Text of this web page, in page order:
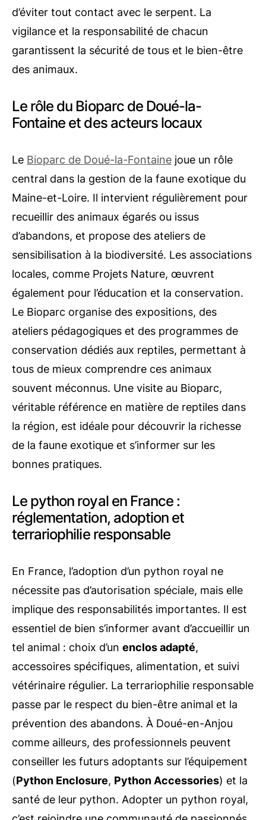
d’éviter tout contact avec le serpent. La
vigilance et la responsabilité de chacun
garantissent la sécurité de tous et le bien-être
des animaux.
Le rôle du Bioparc de Doué-la-
Fontaine et des acteurs locaux
Le Bioparc de Doué-la-Fontaine joue un rôle
central dans la gestion de la faune exotique du
Maine-et-Loire. Il intervient régulièrement pour
recueillir des animaux égarés ou issus
d’abandons, et propose des ateliers de
sensibilisation à la biodiversité. Les associations
locales, comme Projets Nature, œuvrent
également pour l’éducation et la conservation.
Le Bioparc organise des expositions, des
ateliers pédagogiques et des programmes de
conservation dédiés aux reptiles, permettant à
tous de mieux comprendre ces animaux
souvent méconnus. Une visite au Bioparc,
véritable référence en matière de reptiles dans
la région, est idéale pour découvrir la richesse
de la faune exotique et s’informer sur les
bonnes pratiques.
Le python royal en France :
réglementation, adoption et
terrariophilie responsable
En France, l’adoption d’un python royal ne
nécessite pas d’autorisation spéciale, mais elle
implique des responsabilités importantes. Il est
essentiel de bien s’informer avant d’accueillir un
tel animal : choix d’un enclos adapté,
accessoires spécifiques, alimentation, et suivi
vétérinaire régulier. La terrariophilie responsable
passe par le respect du bien-être animal et la
prévention des abandons. À Doué-en-Anjou
comme ailleurs, des professionnels peuvent
conseiller les futurs adoptants sur l’équipement
(Python Enclosure, Python Accessories) et la
santé de leur python. Adopter un python royal,